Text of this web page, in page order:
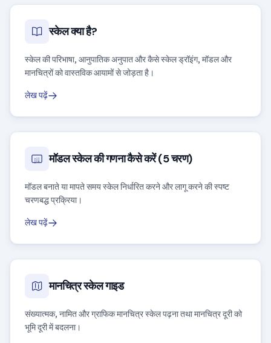
स्केल क्या है?
स्केल की परिभाषा, आनुपातिक अनुपात और कैसे स्केल ड्रॉइंग, मॉडल और
मानचित्रों को वास्तविक आयामों से जोड़ता है।
लेख पढ़ें
मॉडल स्केल की गणना कैसे करें (5 चरण)
मॉडल बनाते या मापते समय स्केल निर्धारित करने और लागू करने की स्पष्ट
चरणबद्ध प्रक्रिया।
लेख पढ़ें
मानचित्र स्केल गाइड
संख्यात्मक, नामित और ग्राफिक मानचित्र स्केल पढ़ना तथा मानचित्र दूरी को
भूमि दूरी में बदलना।